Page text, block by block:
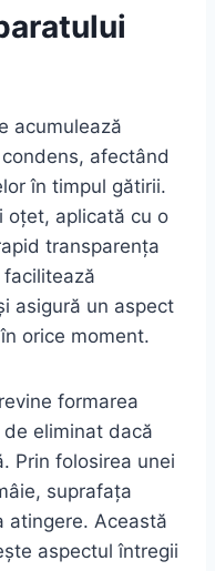
acumulează
afectând
în timpul gătirii.
oțet, aplicată cu o
transparența
asigură un aspect
orice moment.
formarea
eliminat dacă
Prin folosirea unei
suprafața
atingere. Această
aspectul întregii